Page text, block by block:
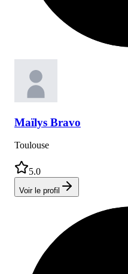
Maïlys Bravo
Toulouse
5.0
Voir le profil